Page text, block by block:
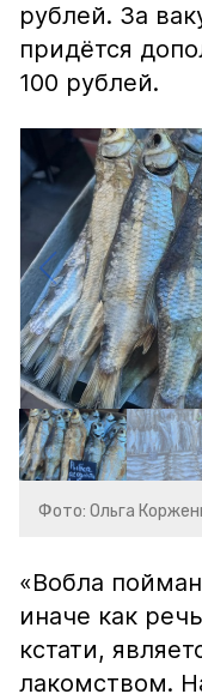
рублей. За
придётся
100 рублей.
Фото: Ольга
«Вобла
иначе как
кстати,
лакомством.